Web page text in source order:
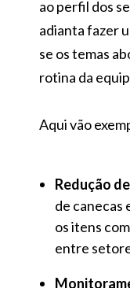
ao perfil dos
adianta fazer
se os temas
rotina da
Aqui vão
Redução
de canecas
os itens
entre